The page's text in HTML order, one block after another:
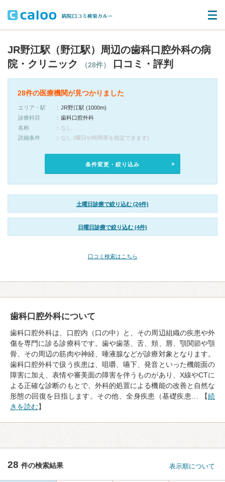
JR野江駅（野江駅）周辺の歯科口腔外科の病
院・クリニック
（28件） 口コミ・評判
28件の医療機関が見つかりました
エリア・駅
JR野江駅 (1000m)
診療科目
歯科口腔外科
名称
なし
詳細条件
なし (曜日や時間帯を指定できます)
条件変更・絞り込み
土曜日診療で絞り込む (24件)
日曜日診療で絞り込む (4件)
口コミ検索はこちら
歯科口腔外科について
歯科口腔外科は、口腔内（口の中）と、その周辺組織の疾患や外
傷を専門に診る診療科です。歯や歯茎、舌、頬、唇、顎関節や顎
骨、その周辺の筋肉や神経、唾液腺などが診療対象となります。
歯科口腔外科で扱う疾患は、咀嚼、嚥下、発音といった機能面の
障害に加え、表情や審美面の障害を伴うものがあり、X線やCTに
よる正確な診断のもとで、外科的処置による機能の改善と自然な
形態の回復を目指します。その他、全身疾患（基礎疾患… 【続
きを読む】
28 件の検索結果 表示順について